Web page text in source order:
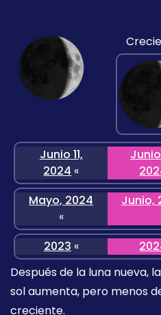
Junio 11,
2024 «
Junio
Mayo, 2024
«
Junio,
2023 «
Después de la luna nueva,
sol aumenta, pero menos
creciente.